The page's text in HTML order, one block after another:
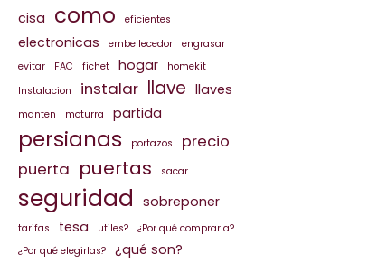
cisa como eficientes
electronicas embellecedor
engrasar
evitar
FAC fichet hogar
homekit
Instalacion
instalar llave llaves
manten moturra partida
persianas portazos
precio
puerta puertas sacar
seguridad sobreponer
tarifas tesa utiles?
¿Por qué comprarla?
¿Por qué elegirlas?
¿qué son?